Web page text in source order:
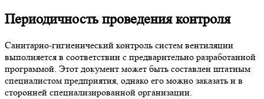
Периодичность проведения контроля
Санитарно-гигиенический контроль систем вентиляции
выполняется в соответствии с предварительно разработанной
программой. Этот документ может быть составлен штатным
специалистом предприятия, однако его можно заказать и в
сторонней специализированной организации.